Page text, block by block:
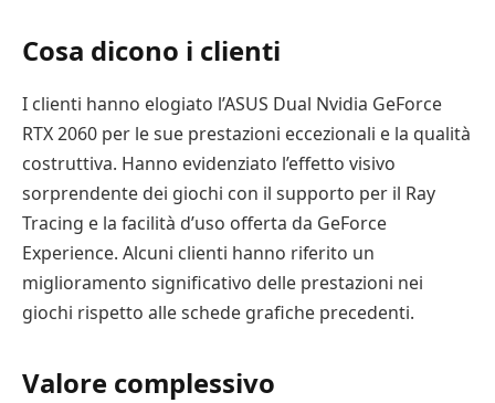
Cosa dicono i clienti
I clienti hanno elogiato l’ASUS Dual Nvidia GeForce
RTX 2060 per le sue prestazioni eccezionali e la qualità
costruttiva. Hanno evidenziato l’effetto visivo
sorprendente dei giochi con il supporto per il Ray
Tracing e la facilità d’uso offerta da GeForce
Experience. Alcuni clienti hanno riferito un
miglioramento significativo delle prestazioni nei
giochi rispetto alle schede grafiche precedenti.
Valore complessivo